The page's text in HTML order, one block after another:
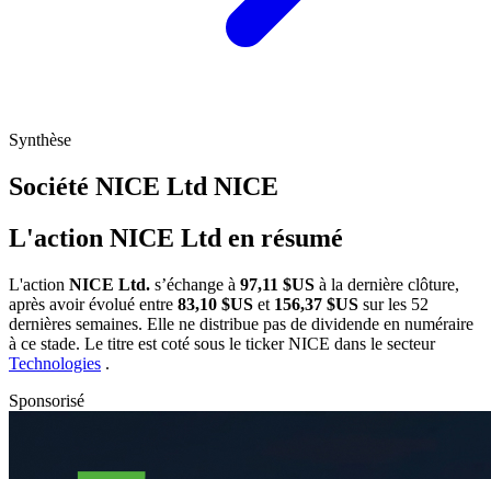
Synthèse
Société NICE Ltd NICE
L'action NICE Ltd en résumé
L'action NICE Ltd. s’échange à 97,11 $US à la dernière clôture,
après avoir évolué entre 83,10 $US et 156,37 $US sur les 52
dernières semaines. Elle ne distribue pas de dividende en numéraire
à ce stade. Le titre est coté sous le tickerNICE dans le secteur
Technologies .
Sponsorisé